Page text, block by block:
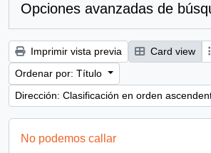
Opciones avanzadas de
Imprimir vista previa Card view
Ordenar por: Título
Dirección: Clasificación en orden
No podemos callar